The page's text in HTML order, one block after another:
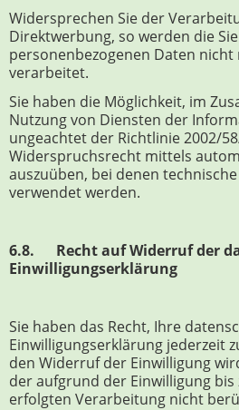
Widersprechen Sie der
Direktwerbung, so werden die
personenbezogenen Daten nicht
verarbeitet.
Sie haben die Möglichkeit, im
Nutzung von Diensten der
ungeachtet der Richtlinie 2002/
Widerspruchsrecht mittels
auszuüben, bei denen
verwendet werden.
6.8. Recht auf Widerruf der
Einwilligungserklärung
Sie haben das Recht, Ihre
Einwilligungserklärung jederzeit
den Widerruf der Einwilligung
der aufgrund der Einwilligung
erfolgten Verarbeitung nicht